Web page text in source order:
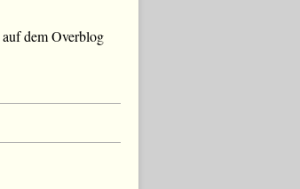
auf dem Overblog